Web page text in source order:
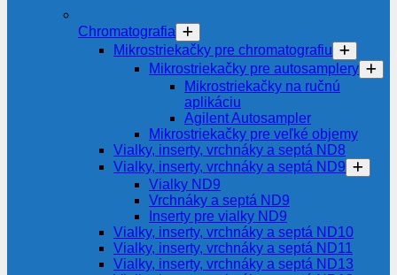
Chromatografia
Mikrostriekačky pre chromatografiu
Mikrostriekačky pre autosamplery
Mikrostriekačky na ručnú
aplikáciu
Agilent Autosampler
Mikrostriekačky pre veľké objemy
Vialky, inserty, vrchnáky a septá ND8
Vialky, inserty, vrchnáky a septá ND9
Vialky ND9
Vrchnáky a septá ND9
Inserty pre vialky ND9
Vialky, inserty, vrchnáky a septá ND10
Vialky, inserty, vrchnáky a septá ND11
Vialky, inserty, vrchnáky a septá ND13